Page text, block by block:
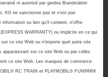
ni autorisé par geobra Brandstätter
KG ne sanctionne pas et n'est pas
information ou lien qu'il contient, n'offre
WARRANTY) ou implicite en ce qui
ce site Web ou n'importe quel autre site
apparaissant sur ce site Web ou par celles
ce site Web. Les marques de commerce
RC TRAIN et PLAYMOBIL® FUNPARK